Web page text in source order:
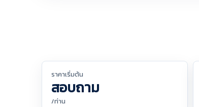
ราคาเริ่มต้น
สอบถาม
/ท่าน